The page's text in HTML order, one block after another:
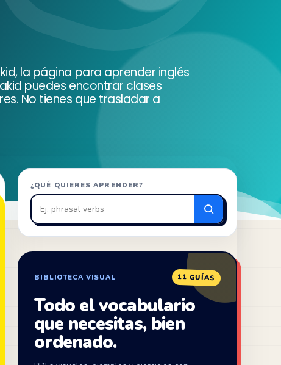
la página para aprender inglés
puedes encontrar clases
No tienes que trasladar a
¿QUÉ QUIERES APRENDER?
Buscar
en
ZonaIngles
BIBLIOTECA VISUAL 11 GUÍAS
Todo el vocabulario
que necesitas, bien
ordenado.